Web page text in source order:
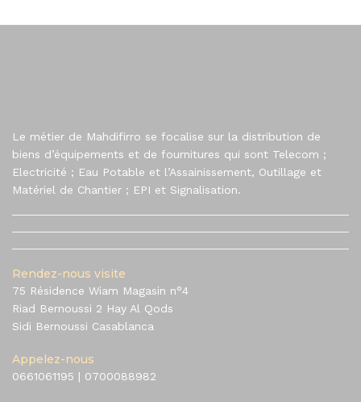
Le métier de Mahdifirro se focalise sur la distribution de
biens d’équipements et de fournitures qui sont Telecom ;
Electricité ; Eau Potable et l’Assainissement, Outillage et
Matériel de Chantier ; EPI et Signalisation.
Rendez-nous visite
75 Résidence Wiam Magasin n°4
Riad Bernoussi 2 Hay Al Qods
Sidi Bernoussi Casablanca
Appelez-nous
0661061195 | 0700088982